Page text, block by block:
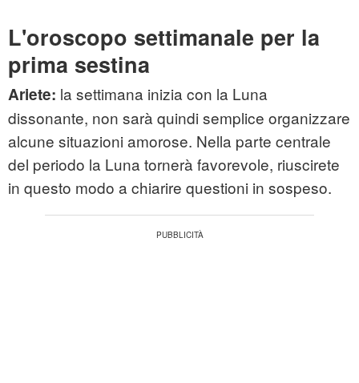
L'oroscopo settimanale per la
prima sestina
Ariete: la settimana inizia con la Luna
dissonante, non sarà quindi semplice organizzare
alcune situazioni amorose. Nella parte centrale
del periodo la Luna tornerà favorevole, riuscirete
in questo modo a chiarire questioni in sospeso.